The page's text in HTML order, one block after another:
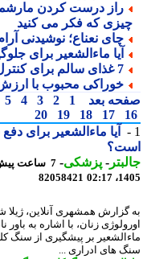
راز درست کردن مارشمالو
که فکر می کنید
چای نعناع؛ نوشیدنی
آیا ماءالشعیر برای
خوراکی محبوب با ارزش
بعد
1
2
3
4
5
6
17
18
19
20
آیا ماءالشعیر برای دفع
-پزشکی-
82058421
همشهری آنلاین، ژیلا
زنان، با اشاره به باور
بر پیشگیری از سنگ
های ادراری ...